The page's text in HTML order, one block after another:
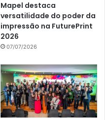
Mapel destaca
versatilidade do poder da
impressão na FuturePrint
2026
07/07/2026